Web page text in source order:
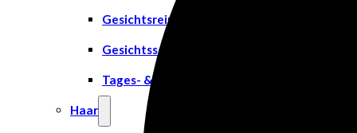
Gesichtsreinigung
Gesichtsserum
Tages- & Feuchtigkeitscremes
Haar